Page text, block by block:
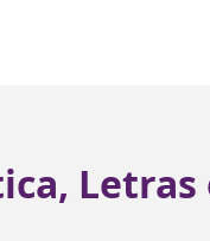
Letras